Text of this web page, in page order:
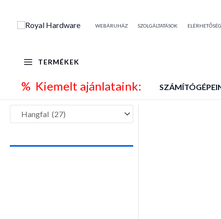
WEBÁRUHÁZ SZOLGÁLTATÁSOK ELÉRHETŐSÉG
TERMÉKEK
% Kiemelt ajánlataink: